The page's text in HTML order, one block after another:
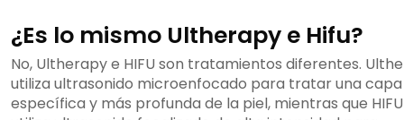
¿Es lo mismo Ultherapy e Hifu?
No, Ultherapy e HIFU son tratamientos diferentes.
utiliza ultrasonido microenfocado para tratar una capa
específica y más profunda de la piel, mientras que HIFU